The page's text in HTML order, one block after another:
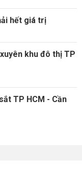
hết giá trị
khu đô thị TP
TP HCM - Cần